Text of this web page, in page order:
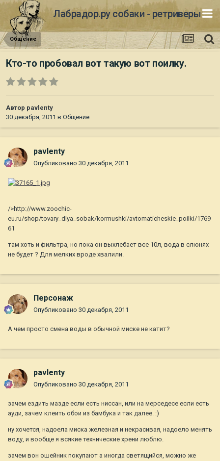
Лабрадор.ру собаки - ретриверы
Общение
Кто-то пробовал вот такую вот поилку.
Автор pavlenty
30 декабря, 2011 в Общение
pavlenty
Опубликовано 30 декабря, 2011
/>http://www.zoochic-
eu.ru/shop/tovary_dlya_sobak/kormushki/avtomaticheskie_poilki/1769
61
там хоть и фильтра, но пока он выхлебает все 10л, вода в слюнях
не будет ? Для мелких вроде хвалили.
Персонаж
Опубликовано 30 декабря, 2011
А чем просто смена воды в обычной миске не катит?
pavlenty
Опубликовано 30 декабря, 2011
зачем ездить мазде если есть ниссан, или на мерседесе если есть
ауди, зачем клеить обои из бамбука и так далее. :)
ну хочется, надоела миска железная и некрасивая, надоело менять
воду, и вообще я всякие технические хрени люблю.
зачем вон ошейник покупают а иногда светящийся, можно же